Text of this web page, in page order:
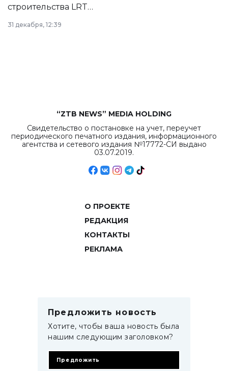
строительства LRT
в Астане из
республиканского
31 декабря, 12:39
“ZTB NEWS” MEDIA HOLDING
Свидетельство о постановке на учет, переучет
периодического печатного издания, информационного
агентства и сетевого издания №17772-СИ выдано
03.07.2019.
О ПРОЕКТЕ
РЕДАКЦИЯ
КОНТАКТЫ
РЕКЛАМА
Предложить новость
Хотите, чтобы ваша новость была
нашим следующим заголовком?
Предложить